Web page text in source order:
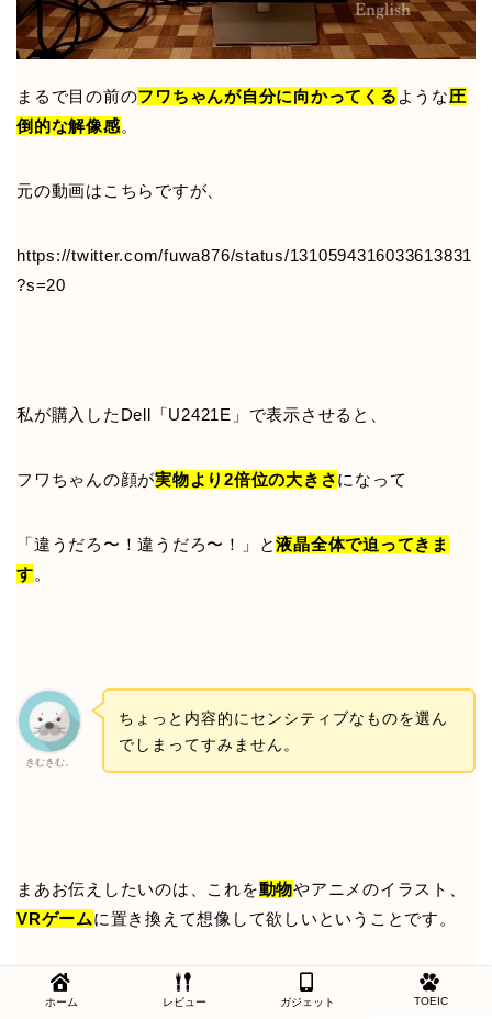
まるで目の前のフワちゃんが自分に向かってくる ような圧
倒的な解像感。
元の動画はこちらですが、
https://twitter.com/fuwa876/status/1310594316033613831
?s=20
私が購入したDell「U2421E」で表示させると、
フワちゃんの顔が実物より2倍位の大きさになって
「違うだろ〜！違うだろ〜！」と液晶全体で迫ってきま
す。
きむきむ。
ちょっと内容的にセンシティブなものを選ん
でしまってすみません。
まあお伝えしたいのは、これを動物やアニメのイラスト、
VRゲームに置き換えて想像して欲しいということです。
そうしたコンテンツは、元々 縦画面での視聴を前提
として
ホーム レビュー ガジェット TOEIC